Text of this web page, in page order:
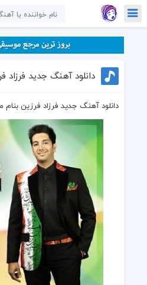
دانلود آهنگ جدید فرزاد فرزین بنام